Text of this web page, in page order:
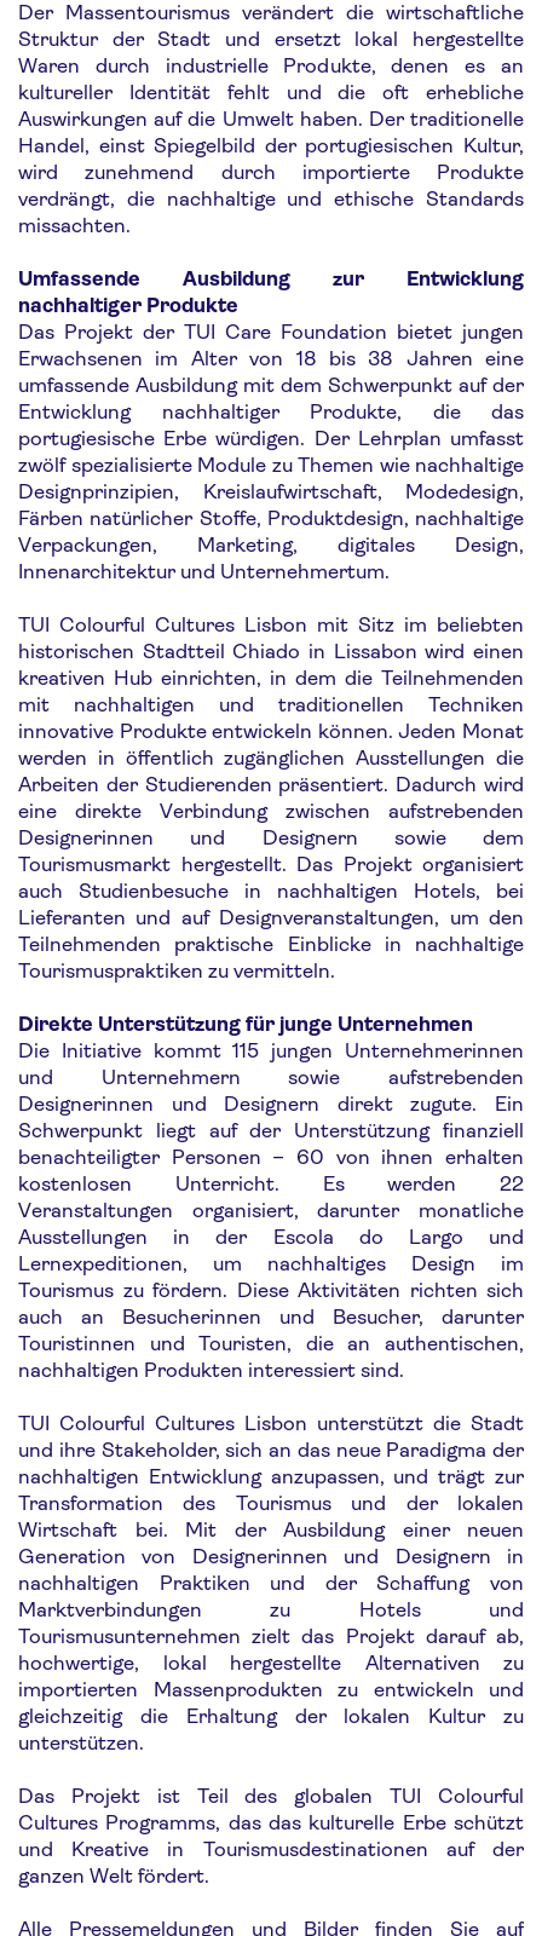
Der Massentourismus verändert die wirtschaftliche
Struktur der Stadt und ersetzt lokal hergestellte
Waren durch industrielle Produkte, denen es an
kultureller Identität fehlt und die oft erhebliche
Auswirkungen auf die Umwelt haben. Der traditionelle
Handel, einst Spiegelbild der portugiesischen Kultur,
wird zunehmend durch importierte Produkte
verdrängt, die nachhaltige und ethische Standards
missachten.
Umfassende Ausbildung zur Entwicklung
nachhaltiger Produkte
Das Projekt der TUI Care Foundation bietet jungen
Erwachsenen im Alter von 18 bis 38 Jahren eine
umfassende Ausbildung mit dem Schwerpunkt auf der
Entwicklung nachhaltiger Produkte, die das
portugiesische Erbe würdigen. Der Lehrplan umfasst
zwölf spezialisierte Module zu Themen wie nachhaltige
Designprinzipien, Kreislaufwirtschaft, Modedesign,
Färben natürlicher Stoffe, Produktdesign, nachhaltige
Verpackungen, Marketing, digitales Design,
Innenarchitektur und Unternehmertum.
TUI Colourful Cultures Lisbon mit Sitz im beliebten
historischen Stadtteil Chiado in Lissabon wird einen
kreativen Hub einrichten, in dem die Teilnehmenden
mit nachhaltigen und traditionellen Techniken
innovative Produkte entwickeln können. Jeden Monat
werden in öffentlich zugänglichen Ausstellungen die
Arbeiten der Studierenden präsentiert. Dadurch wird
eine direkte Verbindung zwischen aufstrebenden
Designerinnen und Designern sowie dem
Tourismusmarkt hergestellt. Das Projekt organisiert
auch Studienbesuche in nachhaltigen Hotels, bei
Lieferanten und auf Designveranstaltungen, um den
Teilnehmenden praktische Einblicke in nachhaltige
Tourismuspraktiken zu vermitteln.
Direkte Unterstützung für junge Unternehmen
Die Initiative kommt 115 jungen Unternehmerinnen
und Unternehmern sowie aufstrebenden
Designerinnen und Designern direkt zugute. Ein
Schwerpunkt liegt auf der Unterstützung finanziell
benachteiligter Personen – 60 von ihnen erhalten
kostenlosen Unterricht. Es werden 22
Veranstaltungen organisiert, darunter monatliche
Ausstellungen in der Escola do Largo und
Lernexpeditionen, um nachhaltiges Design im
Tourismus zu fördern. Diese Aktivitäten richten sich
auch an Besucherinnen und Besucher, darunter
Touristinnen und Touristen, die an authentischen,
nachhaltigen Produkten interessiert sind.
TUI Colourful Cultures Lisbon unterstützt die Stadt
und ihre Stakeholder, sich an das neue Paradigma der
nachhaltigen Entwicklung anzupassen, und trägt zur
Transformation des Tourismus und der lokalen
Wirtschaft bei. Mit der Ausbildung einer neuen
Generation von Designerinnen und Designern in
nachhaltigen Praktiken und der Schaffung von
Marktverbindungen zu Hotels und
Tourismusunternehmen zielt das Projekt darauf ab,
hochwertige, lokal hergestellte Alternativen zu
importierten Massenprodukten zu entwickeln und
gleichzeitig die Erhaltung der lokalen Kultur zu
unterstützen.
Das Projekt ist Teil des globalen TUI Colourful
Cultures Programms, das das kulturelle Erbe schützt
und Kreative in Tourismusdestinationen auf der
ganzen Welt fördert.
Alle Pressemeldungen und Bilder finden Sie auf